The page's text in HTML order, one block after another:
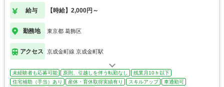
給与 【時給】2,000円～
勤務地 東京都 葛飾区
アクセス 京成金町線 京成金町駅
未経験者も応募可能 原則、引越しを伴う転勤なし
残業月10ｈ以下
住宅補助（手当）あり
産休・育休取得実績有り スキルアップ
車通勤可